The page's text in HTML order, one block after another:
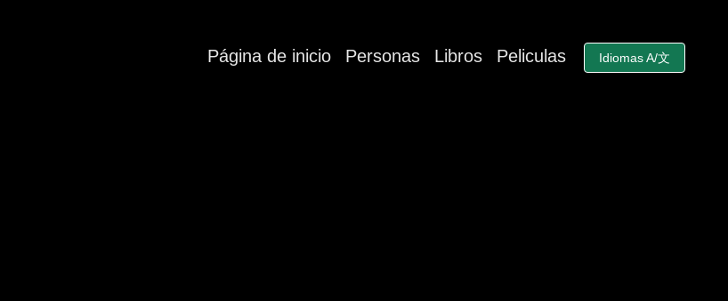
Página de inicio Personas Libros Peliculas Idiomas A/文